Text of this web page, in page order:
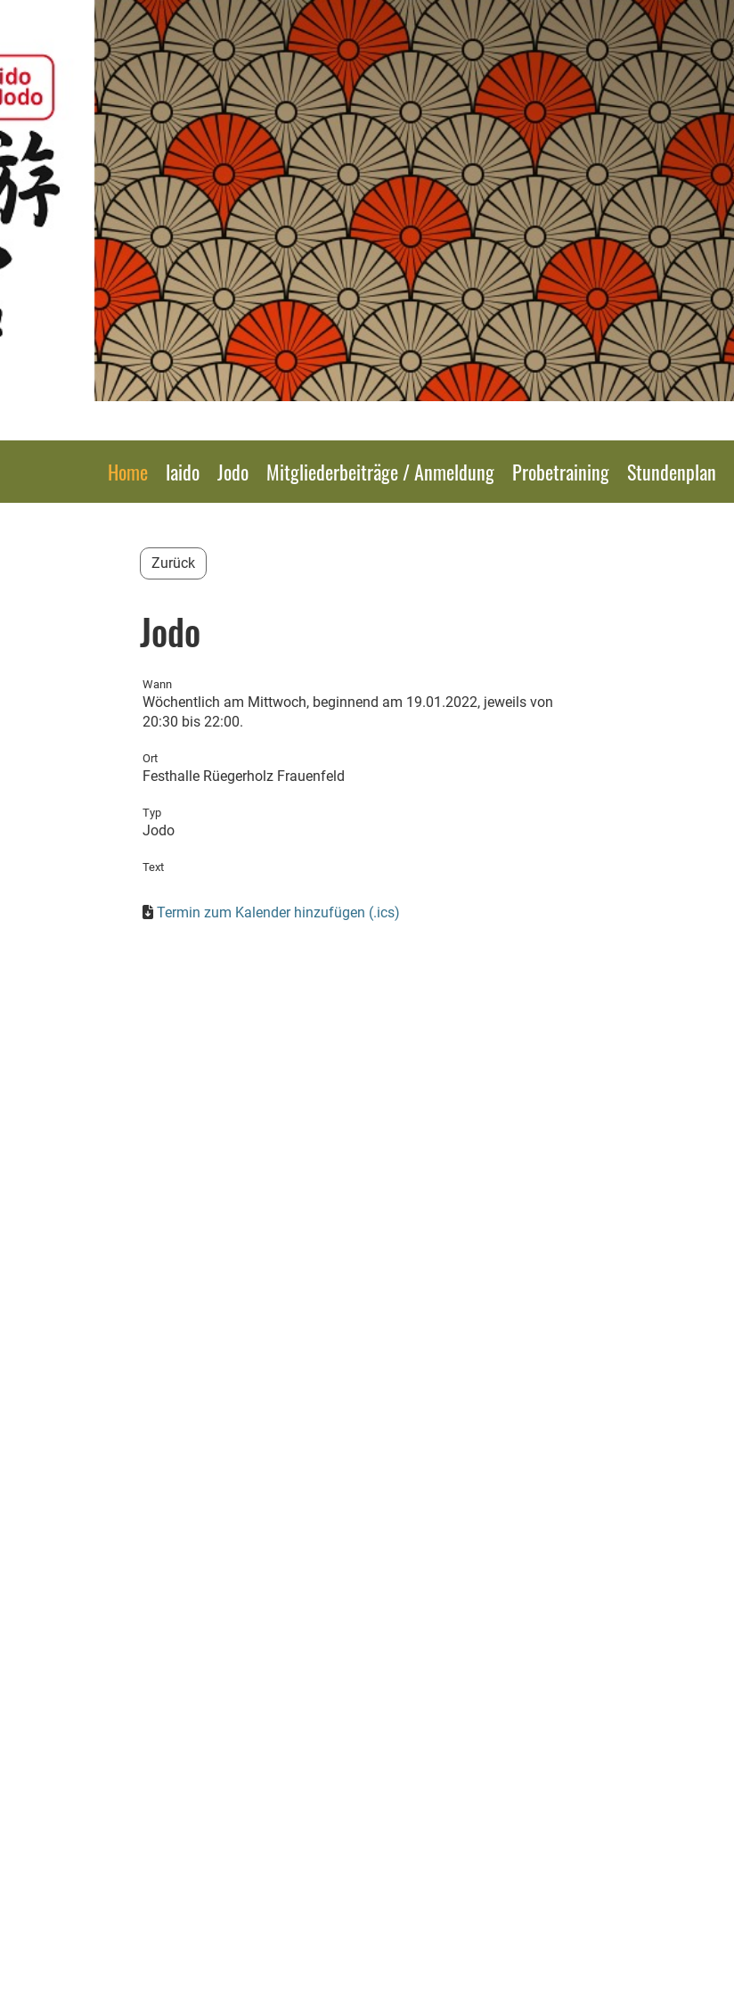
Home Iaido Jodo Mitgliederbeiträge / Anmeldung Probetraining Stundenplan
Zurück
Jodo
Wann
Wöchentlich am Mittwoch, beginnend am 19.01.2022, jeweils von
20:30 bis 22:00.
Ort
Festhalle Rüegerholz Frauenfeld
Typ
Jodo
Text
Termin zum Kalender hinzufügen (.ics)